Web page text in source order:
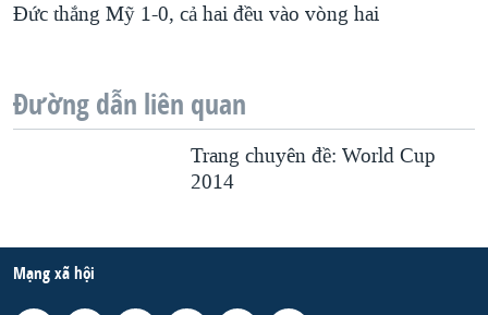
Đức thắng Mỹ 1-0, cả hai đều vào vòng hai
Đường dẫn liên quan
Trang chuyên đề: World Cup
2014
Mạng xã hội